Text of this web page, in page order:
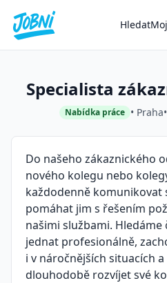
Hledat
Specialista
Nabídka práce • Praha
Do našeho zákaznického
nového kolegu nebo
každodenně komunikovat
pomáhat jim s řešením
našimi službami.
jednat profesionálně,
i v náročnějších situacích
dlouhodobě rozvíjet své